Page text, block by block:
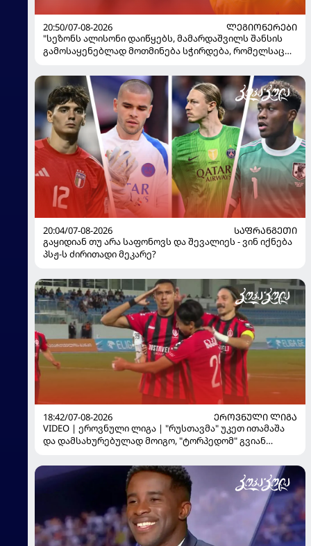
20:50/07-08-2026
ᲚᲔᲒᲘᲝᲜᲔᲠᲔᲑᲘ
"სეზონს ალისონი დაიწყებს, მამარდაშვილს შანსის
გამოსაყენებლად მოთმინება სჭირდება, რომელსაც
ყოფილმა მეკარემ
20:04/07-08-2026
ᲡᲐᲤᲠᲐᲜᲒᲔᲗᲘ
გაყიდიან თუ არა საფონოვს და შევალიეს - ვინ იქნება
პსჟ-ს ძირითადი მეკარე?
18:42/07-08-2026
ᲔᲠᲝᲕᲜᲣᲚᲘ ᲚᲘᲒᲐ
VIDEO | ეროვნული ლიგა | "რუსთავმა" უკეთ ითამაშა
და დამსახურებულად მოიგო, "ტორპედომ" გვიან